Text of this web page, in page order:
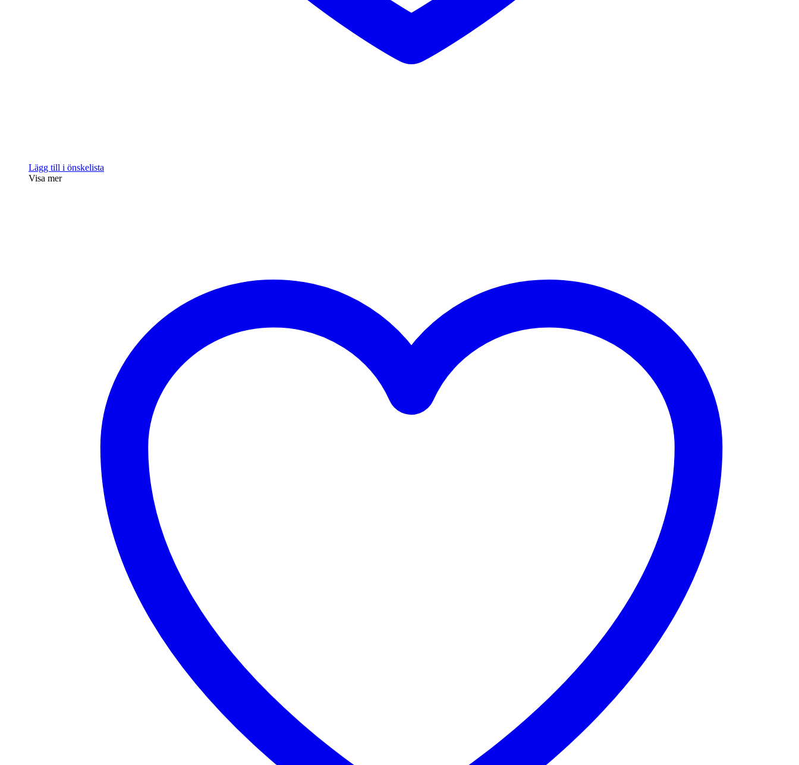
Lägg till i önskelista
Visa mer